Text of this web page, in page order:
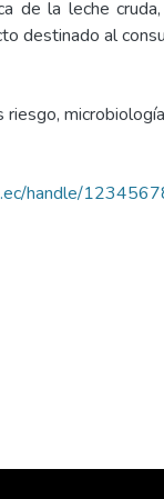
de la leche
destinado al
handle/